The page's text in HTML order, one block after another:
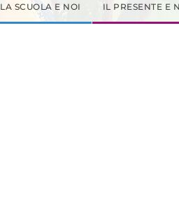
LA SCUOLA E NOI IL PRESENTE E